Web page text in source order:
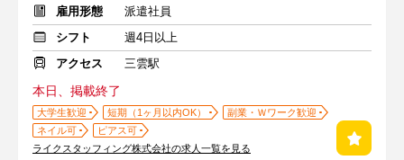
雇用形態
派遣社員
シフト
週4日以上
アクセス
三雲駅
本日、掲載終了
大学生歓迎 短期（1ヶ月以内OK）
副業・Ｗワーク歓迎
ネイル可
ピアス可
ライクスタッフィング株式会社の求人一覧を見る